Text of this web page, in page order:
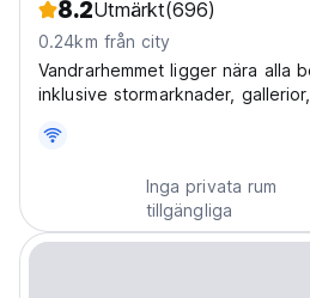
8.2Utmärkt(696)
0.24km från city
Vandrarhemmet ligger nära alla
inklusive stormarknader,
Inga privata rum
tillgängliga